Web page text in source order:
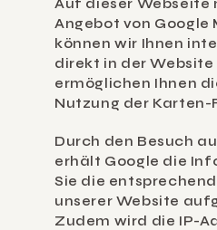
Auf dieser Webseite
Angebot von Google
können wir Ihnen
direkt in der
ermöglichen Ihnen
Nutzung der Karten-
Durch den Besuch
erhält Google die
Sie die
unserer Website
Zudem wird die IP-